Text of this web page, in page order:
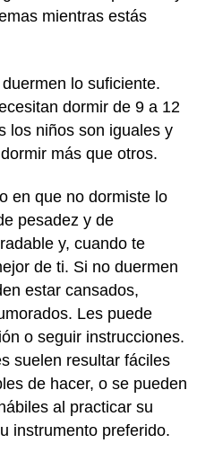
mientras estás
lo suficiente.
dormir de 9 a 12
los niños son iguales y
más que otros.
en que no dormiste lo
pesadez y de
y, cuando te
de ti. Si no duermen
estar cansados,
Les puede
o seguir instrucciones.
suelen resultar fáciles
de hacer, o se pueden
al practicar su
instrumento preferido.